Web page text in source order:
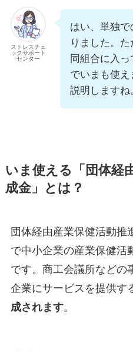
ストレスチェ
ックサポート
センター
はい、単独
りました。
同組合に入
でいまも使
説明しますね
いま使える「団体経
成金」とは？
団体経由産業保健活動推
で中小企業の産業保健活
です。商工会議所などの
企業にサービスを提供す
成されます。